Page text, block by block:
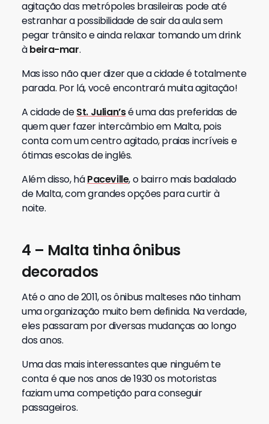
agitação das metrópoles brasileiras pode até
estranhar a possibilidade de sair da aula sem
pegar trânsito e ainda relaxar tomando um drink
àbeira-mar.
Mas isso não quer dizer que a cidade é totalmente
parada. Por lá, você encontrará muita agitação!
A cidade deSt. Julian’sé uma das preferidas de
quem quer fazer intercâmbio em Malta, pois
conta com um centro agitado, praias incríveis e
ótimas escolas de inglês.
Além disso, háPaceville, o bairro mais badalado
de Malta, com grandes opções para curtir à
noite.
4 – Malta tinha ônibus
decorados
Até o ano de 2011, os ônibus malteses não tinham
uma organização muito bem definida. Na verdade,
eles passaram por diversas mudanças ao longo
dos anos.
Uma das mais interessantes que ninguém te
conta é que nos anos de 1930 os motoristas
faziam uma competição para conseguir
passageiros.